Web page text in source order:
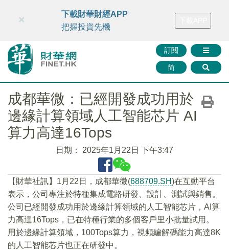
財華智庫網 FINTV FINMETA 財華證券 媒體矩陣
訂閱
简
×
下載財華財經APP
把握投資先機
成都華微：已經開發成功用於
邊緣計算領域人工智能芯片 AI
算力高達16Tops
日期： 2025年1月22日 下午3:47
【財華社訊】1月22日，成都華微(688709.SH)在互動平台
表示，公司專注於特種集成電路研發、設計、測試與銷售。
公司已經開發成功用於邊緣計算領域的人工智能芯片，AI算
力高達16Tops，已在特種行業的多個客戶里小批量試用。
用於邊緣計算領域，100Tops算力，視頻編解碼能力高達8K
的人工智能芯片也正在研發中。